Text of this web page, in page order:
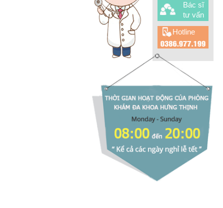
Bác sĩ
tư vấn
Hotline